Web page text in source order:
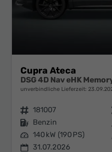
Cupra Ateca
DSG 4D Nav eHK
unverbindliche Lieferzeit:
Fahrzeugnr. 181007
Kraftstoff Benzin
Leistung 140 kW (190 PS)
31.07.2026